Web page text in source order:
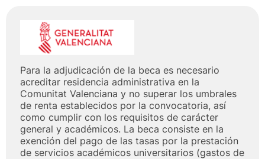
Para la adjudicación de la beca es necesario
acreditar residencia administrativa en la
Comunitat Valenciana y no superar los umbrales
de renta establecidos por la convocatoria, así
como cumplir con los requisitos de carácter
general y académicos. La beca consiste en la
exención del pago de las tasas por la prestación
de servicios académicos universitarios (gastos de